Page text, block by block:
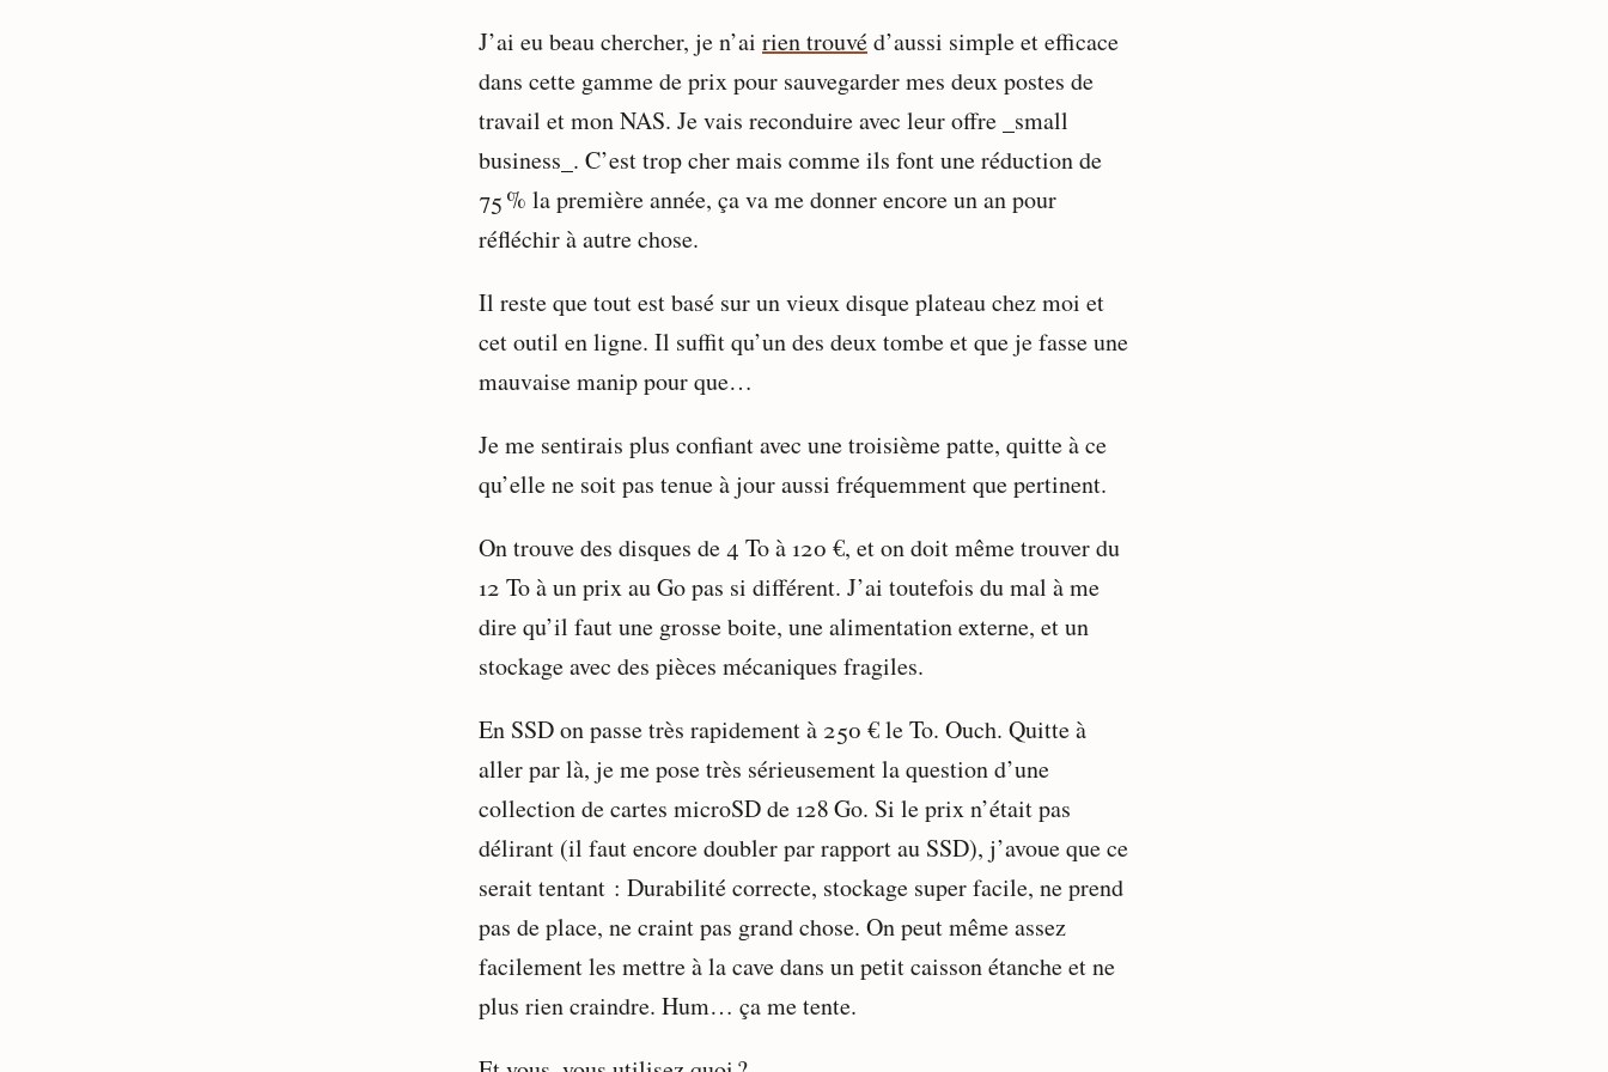
J’ai eu beau chercher, je n’ai rien trouvéd’aussi simple et efficace
dans cette gamme de prix pour sauvegarder mes deux postes de
travail et mon NAS. Je vais reconduire avec leur offre _small
business_ . C’est trop cher mais comme ils font une réduction de
75 % la première année, ça va me donner encore un an pour
réfléchir à autre chose.
Il reste que tout est basé sur un vieux disque plateau chez moi et
cet outil en ligne. Il suffit qu’un des deux tombe et que je fasse une
mauvaise manip pour que…
Je me sentirais plus confiant avec une troisième patte, quitte à ce
qu’elle ne soit pas tenue à jour aussi fréquemment que pertinent.
On trouve des disques de 4 To à 120 €, et on doit même trouver du
12 To à un prix au Go pas si différent. J’ai toutefois du mal à me
dire qu’il faut une grosse boite, une alimentation externe, et un
stockage avec des pièces mécaniques fragiles.
En SSD on passe très rapidement à 250 € le To. Ouch. Quitte à
aller par là, je me pose très sérieusement la question d’une
collection de cartes microSD de 128 Go. Si le prix n’était pas
délirant (il faut encore doubler par rapport au SSD), j’avoue que ce
serait tentant : Durabilité correcte, stockage super facile, ne prend
pas de place, ne craint pas grand chose. On peut même assez
facilement les mettre à la cave dans un petit caisson étanche et ne
plus rien craindre. Hum… ça me tente.